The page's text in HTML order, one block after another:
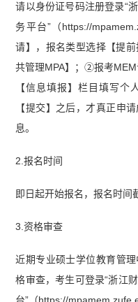
请以身份证号码注册登录“
务平台”（https://
请】，报名类型选择【提
共管理MPA】；②报考
【信息填报】栏目填写个
【提交】之后，才真正申
息。
2.报名时间
即日起开始报名，报名时间
3.资格审查
近期专业硕士学位教育管
格审查，考生可登录“浙江